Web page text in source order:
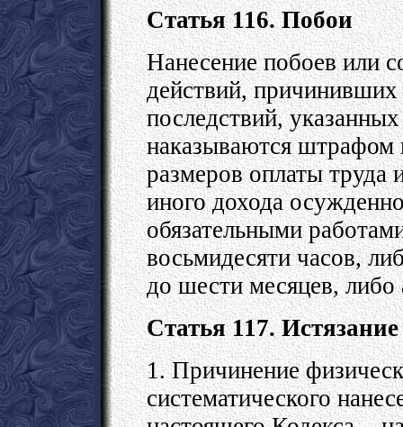
Статья 116. Побои
Нанесение побоев или
действий,
последствий,
наказываются штрафом
размеров оплаты труда
иного дохода
обязательными
восьмидесяти часов,
до шести месяцев, либо
Статья 117. Истязание
1. Причинение
систематического